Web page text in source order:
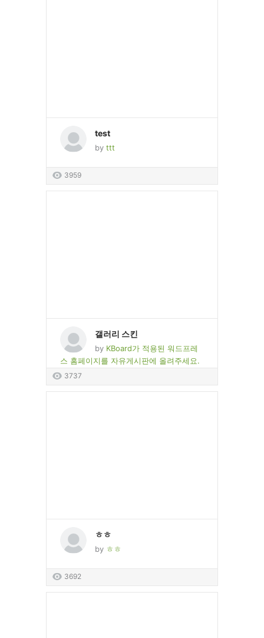
test
by ttt
3959
갤러리 스킨
by KBoard가 적용된 워드프레
스 홈페이지를 자유게시판에 올려주세요.
3737
ㅎㅎ
by ㅎㅎ
3692